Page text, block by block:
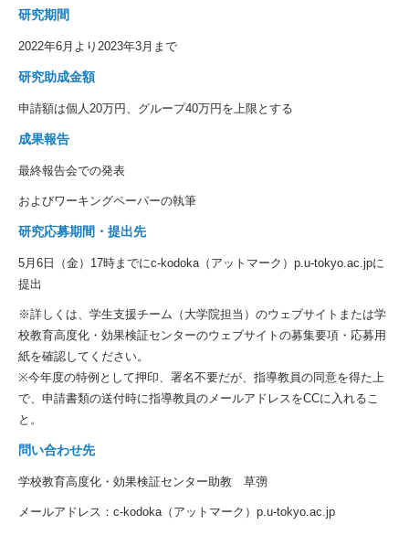
研究期間
2022年6月より2023年3月まで
研究助成金額
申請額は個人20万円、グループ40万円を上限とする
成果報告
最終報告会での発表
およびワーキングペーパーの執筆
研究応募期間・提出先
5月6日（金）17時までにc-kodoka（アットマーク）p.u-tokyo.ac.jpに
提出
※詳しくは、学生支援チーム（大学院担当）のウェブサイトまたは学
校教育高度化・効果検証センターのウェブサイトの募集要項・応募用
紙を確認してください。
※今年度の特例として押印、署名不要だが、指導教員の同意を得た上
で、申請書類の送付時に指導教員のメールアドレスをCCに入れるこ
と。
問い合わせ先
学校教育高度化・効果検証センター助教 草彅
メールアドレス：c-kodoka（アットマーク）p.u-tokyo.ac.jp